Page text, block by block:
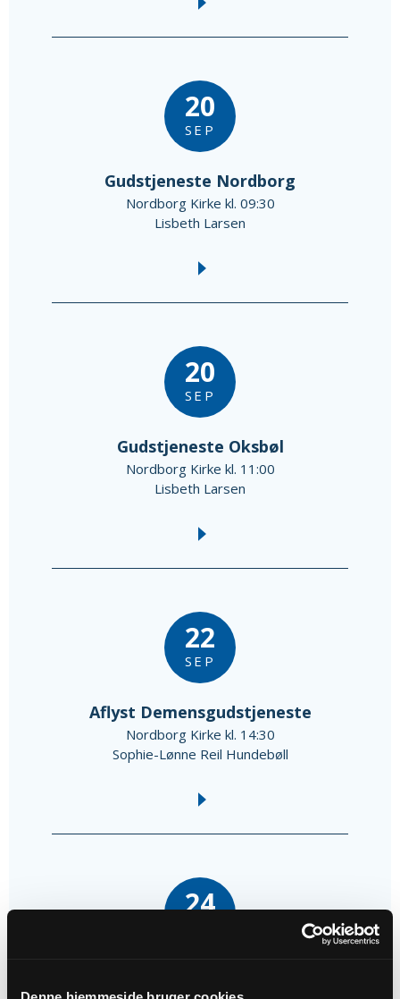
20
SEP
Gudstjeneste Nordborg
Nordborg Kirke kl. 09:30
Lisbeth Larsen
20
SEP
Gudstjeneste Oksbøl
Nordborg Kirke kl. 11:00
Lisbeth Larsen
22
SEP
Aflyst Demensgudstjeneste
Nordborg Kirke kl. 14:30
Sophie-Lønne Reil Hundebøll
24